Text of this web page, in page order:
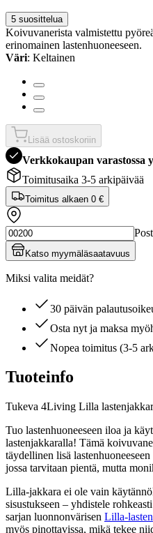
5 suosittelua
Koivuvanerista valmistettu
erinomainen lastenhuoneeseen.
Väri: Keltainen
Lisää ostoskoriin
Verkkokaupan varastossa
Toimitusaika 3-5 arkipäivää
Toimitus alkaen 0 €
Katso myymäläsaatavuus
Miksi valita meidät?
30 päivän
Osta nyt ja maksa
Nopea toimitus (3-5
Tuoteinfo
Tukeva 4Living Lilla
Tuo lastenhuoneeseen iloa ja
lastenjakkaralla! Tämä
täydellinen lisä
jossa tarvitaan pientä, mutta
Lilla-jakkara ei ole vain
sisustukseen – yhdistele
sarjan luonnonvärisen Lilla-
myös pinottavissa, mikä tekee